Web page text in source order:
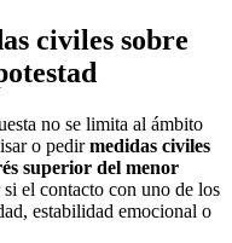
civiles sobre
no se limita al ámbito
o pedirmedidas civiles
superior del menor
el contacto con uno de los
estabilidad emocional o